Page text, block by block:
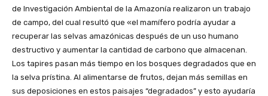
de Investigación Ambiental de la Amazonía realizaron un trabajo
de campo, del cual resultó que «el mamífero podría ayudar a
recuperar las selvas amazónicas después de un uso humano
destructivo y aumentar la cantidad de carbono que almacenan.
Los tapires pasan más tiempo en los bosques degradados que en
la selva prístina. Al alimentarse de frutos, dejan más semillas en
sus deposiciones en estos paisajes “degradados” y esto ayudaría